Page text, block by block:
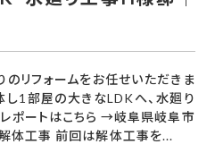
リフォームをお任せいただきま
し1部屋の大きなLDKへ、水廻り
ポートはこちら →岐阜県岐阜市
体工事 前回は解体工事を...